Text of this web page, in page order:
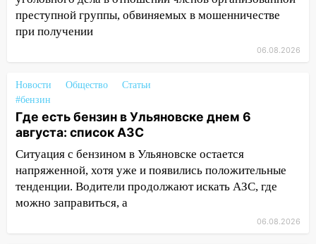
знакомым закончились для женщины
больницей
больницу
15:59 Ульяновец отдал более 14
миллионов рублей за криминальное
покровительство
15:32 На «кольце» кроссовер сбил 18-
летнего мопедиста
В Ульяновске после тройного ДТП
преступной группы, обвиняемых в мошенничестве
при получении
06.08.2026
Новости Общество
Статьи
#бензин
Где есть бензин в Ульяновске днем 6
августа: список АЗС
Ситуация с бензином в Ульяновске остается
напряженной, хотя уже и появились положительные
тенденции. Водители продолжают искать АЗС, где
можно заправиться, а
06.08.2026